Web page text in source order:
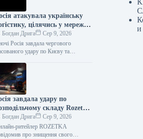
атакувала українську
цілячись у мережі
Богдан Дрига
Сер 9, 2026
Росія завдала чергового
удару по Києву та
повідомили про
та втрати. Сільпо…
завдала удару по
складу Rozetka
Богдан Дрига
Сер 9, 2026
ритейлер ROZETKA
про знищення свого
и